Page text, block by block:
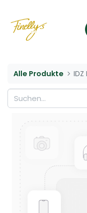
Alle Produkte